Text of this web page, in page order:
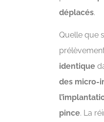
déplacés.
Quelle que
identique
des micro-
pince. La